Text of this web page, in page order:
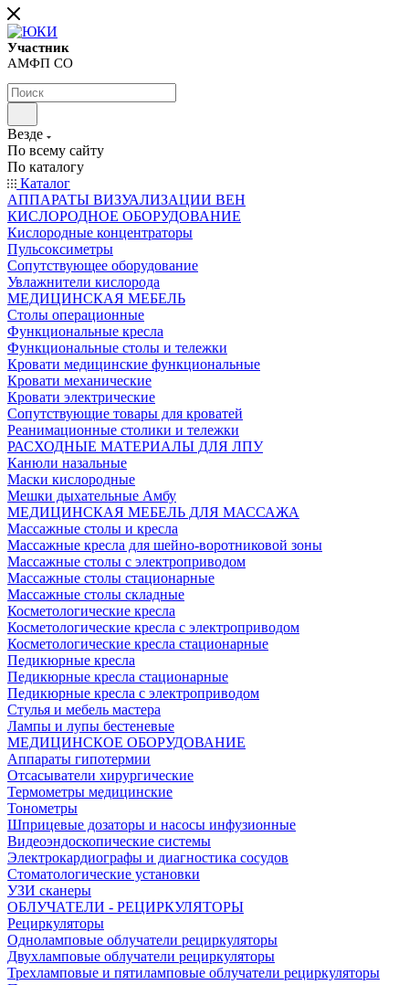
Участник
АМФП СО
Везде
По всему сайту
По каталогу
Каталог
АППАРАТЫ ВИЗУАЛИЗАЦИИ ВЕН
КИСЛОРОДНОЕ ОБОРУДОВАНИЕ
Кислородные концентраторы
Пульсоксиметры
Сопутствующее оборудование
Увлажнители кислорода
МЕДИЦИНСКАЯ МЕБЕЛЬ
Столы операционные
Функциональные кресла
Функциональные столы и тележки
Кровати медицинские функциональные
Кровати механические
Кровати электрические
Сопутствующие товары для кроватей
Реанимационные столики и тележки
РАСХОДНЫЕ МАТЕРИАЛЫ ДЛЯ ЛПУ
Канюли назальные
Маски кислородные
Мешки дыхательные Амбу
МЕДИЦИНСКАЯ МЕБЕЛЬ ДЛЯ МАССАЖА
Массажные столы и кресла
Массажные кресла для шейно-воротниковой зоны
Массажные столы с электроприводом
Массажные столы стационарные
Массажные столы складные
Косметологические кресла
Косметологические кресла с электроприводом
Косметологические кресла стационарные
Педикюрные кресла
Педикюрные кресла стационарные
Педикюрные кресла с электроприводом
Стулья и мебель мастера
Лампы и лупы бестеневые
МЕДИЦИНСКОЕ ОБОРУДОВАНИЕ
Аппараты гипотермии
Отсасыватели хирургические
Термометры медицинские
Тонометры
Шприцевые дозаторы и насосы инфузионные
Видеоэндоскопические системы
Электрокардиографы и диагностика сосудов
Стоматологические установки
УЗИ сканеры
ОБЛУЧАТЕЛИ - РЕЦИРКУЛЯТОРЫ
Рециркуляторы
Одноламповые облучатели рециркуляторы
Двухламповые облучатели рециркуляторы
Трехламповые и пятиламповые облучатели рециркуляторы